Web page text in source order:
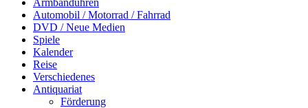
Armbanduhren
Automobil / Motorrad / Fahrrad
DVD / Neue Medien
Spiele
Kalender
Reise
Verschiedenes
Antiquariat
Förderung